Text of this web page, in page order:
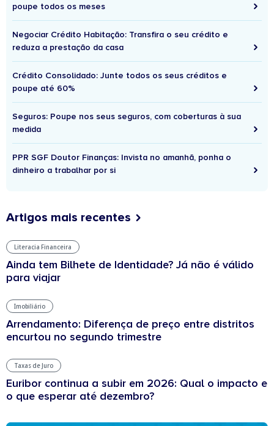
poupe todos os meses
Negociar Crédito Habitação: Transfira o seu crédito e
reduza a prestação da casa
Crédito Consolidado: Junte todos os seus créditos e
poupe até 60%
Seguros: Poupe nos seus seguros, com coberturas à sua
medida
PPR SGF Doutor Finanças: Invista no amanhã, ponha o
dinheiro a trabalhar por si
Artigos mais recentes
Literacia Financeira
Ainda tem Bilhete de Identidade? Já não é válido
para viajar
Imobiliário
Arrendamento: Diferença de preço entre distritos
encurtou no segundo trimestre
Taxas de Juro
Euribor continua a subir em 2026: Qual o impacto e
o que esperar até dezembro?